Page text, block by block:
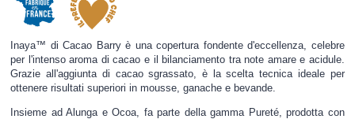
Inaya™ di Cacao Barry è una copertura fondente d'eccellenza, celebre
per l'intenso aroma di cacao e il bilanciamento tra note amare e acidule.
Grazie all'aggiunta di cacao sgrassato, è la scelta tecnica ideale per
ottenere risultati superiori in mousse, ganache e bevande.
Insieme ad Alunga e Ocoa, fa parte della gamma Pureté, prodotta con